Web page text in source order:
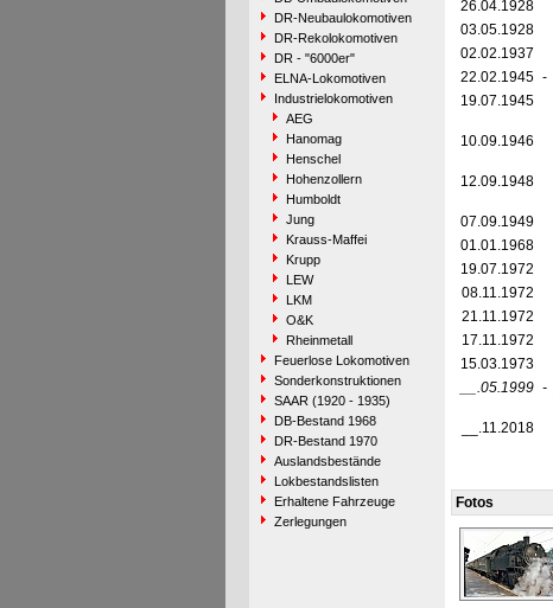
DR-Neubaulokomotiven
DR-Rekolokomotiven
DR - "6000er"
ELNA-Lokomotiven
Industrielokomotiven
AEG
Hanomag
Henschel
Hohenzollern
Humboldt
Jung
Krauss-Maffei
Krupp
LEW
LKM
O&K
Rheinmetall
Feuerlose Lokomotiven
Sonderkonstruktionen
SAAR (1920 - 1935)
DB-Bestand 1968
DR-Bestand 1970
Auslandsbestände
Lokbestandslisten
Erhaltene Fahrzeuge
Zerlegungen
26.04.1928
03.05.1928
02.02.1937
22.02.1945 -
19.07.1945
10.09.1946
12.09.1948
07.09.1949
01.01.1968
19.07.1972
08.11.1972
21.11.1972
17.11.1972
15.03.1973
__.05.1999 -
__.11.2018
Fotos